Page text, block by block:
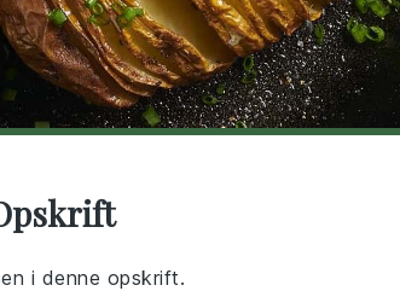
i denne opskrift.